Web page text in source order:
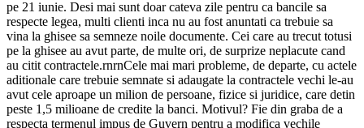
pe 21 iunie. Desi mai sunt doar cateva zile pentru ca bancile sa
respecte legea, multi clienti inca nu au fost anuntati ca trebuie sa
vina la ghisee sa semneze noile documente. Cei care au trecut totusi
pe la ghisee au avut parte, de multe ori, de surprize neplacute cand
au citit contractele.rnrnCele mai mari probleme, de departe, cu actele
aditionale care trebuie semnate si adaugate la contractele vechi le-au
avut cele aproape un milion de persoane, fizice si juridice, care detin
peste 1,5 milioane de credite la banci. Motivul? Fie din graba de a
respecta termenul impus de Guvern pentru a modifica vechile